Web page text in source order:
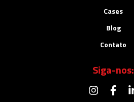
Cases
Blog
Contato
Siga-nos: